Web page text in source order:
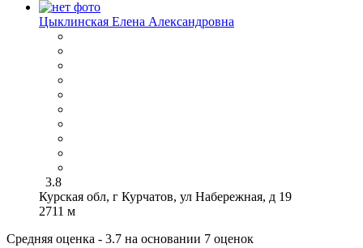
Цыклинская Елена Александровна
3.8
Курская обл, г Курчатов, ул Набережная, д 19
2711 м
Средняя оценка - 3.7 на основании 7 оценок